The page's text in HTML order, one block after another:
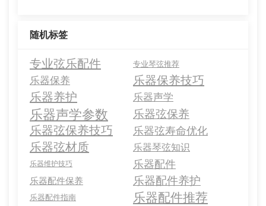
随机标签
专业弦乐配件 专业琴弦推荐
乐器保养
乐器保养技巧
乐器养护
乐器声学
乐器声学参数 乐器弦保养
乐器弦保养技巧 乐器弦寿命优化
乐器弦材质 乐器琴弦知识
乐器维护技巧 乐器配件
乐器配件保养 乐器配件养护
乐器配件指南 乐器配件推荐